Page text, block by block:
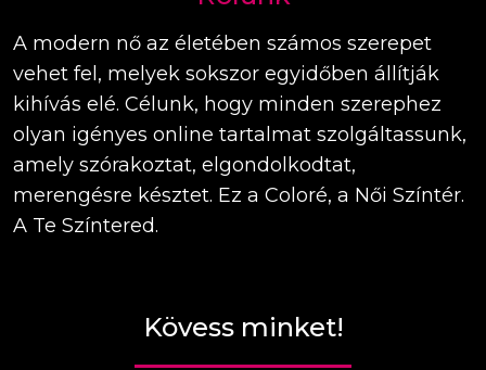
A modern nő az életében számos szerepet
vehet fel, melyek sokszor egyidőben állítják
kihívás elé. Célunk, hogy minden szerephez
olyan igényes online tartalmat szolgáltassunk,
amely szórakoztat, elgondolkodtat,
merengésre késztet. Ez a Coloré, a Női Színtér.
A Te Színtered.
Kövess minket!